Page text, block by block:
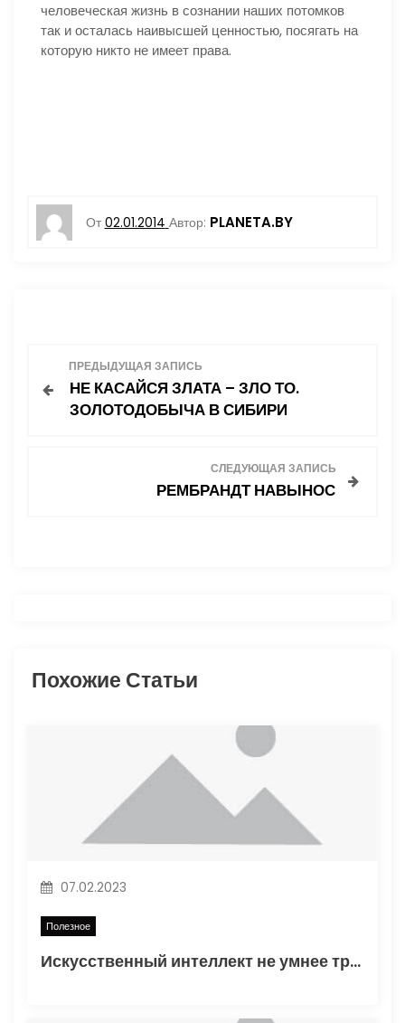
человеческая жизнь в сознании наших потомков
так и осталась наивысшей ценностью, посягать на
которую никто не имеет права.
От 02.01.2014 Автор: PLANETA.BY
я
п
и
ПРЕДЫДУЩАЯ ЗАПИСЬ
НЕ КАСАЙСЯ ЗЛАТА – ЗЛО ТО.
ЗОЛОТОДОБЫЧА В СИБИРИ
СЛЕДУЮЩАЯ ЗАПИСЬ
РЕМБРАНДТ НАВЫНОС
Похожие Статьи
07.02.2023
Полезное
Искусственный интеллект не умнее трехлетнего ребенка